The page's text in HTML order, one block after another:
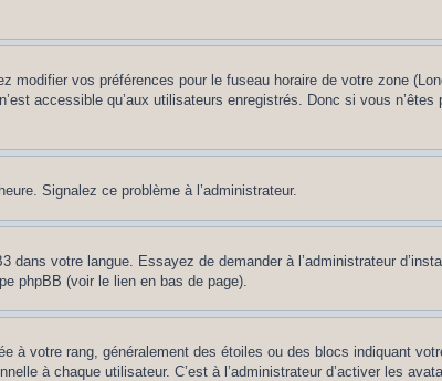
modifier vos préférences pour le fuseau horaire de votre zone
accessible qu’aux utilisateurs enregistrés. Donc si vous n’êtes
Signalez ce problème à l’administrateur.
dans votre langue. Essayez de demander à l’administrateur
phpBB (voir le lien en bas de page).
à votre rang, généralement des étoiles ou des blocs indiquant
à chaque utilisateur. C’est à l’administrateur d’activer les